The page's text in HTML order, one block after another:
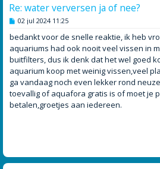
Re: water verversen ja of nee?
B
r
i
c
h
02 jul 2024 11:25
bedankt voor de snelle reaktie, ik heb
aquariums had ook nooit veel vissen in
buitfilters, dus ik denk dat het wel goed
aquarium koop met weinig vissen,veel
ga vandaag noch even lekker rond
toevallig of aquafora gratis is of moet je
betalen,groetjes aan iedereen.